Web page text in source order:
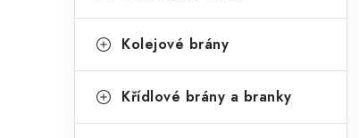
r
n
n
o
i
Kolejové brány
Křídlové brány a branky